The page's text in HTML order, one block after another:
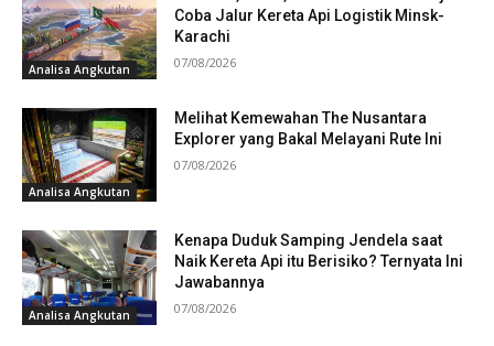
Analisa Angkutan
Coba Jalur Kereta Api Logistik Minsk-
Karachi
07/08/2026
Analisa Angkutan
Melihat Kemewahan The Nusantara
Explorer yang Bakal Melayani Rute Ini
07/08/2026
Analisa Angkutan
Kenapa Duduk Samping Jendela saat
Naik Kereta Api itu Berisiko? Ternyata Ini
Jawabannya
07/08/2026